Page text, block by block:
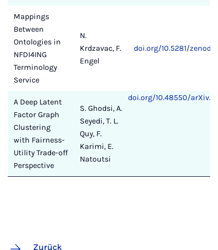
Mappings
Between
Ontologies in
NFDI4ING
Terminology
Service
N.
Krdzavac, F.
Engel
doi.org/10.5281/
A Deep Latent
Factor Graph
Clustering
with Fairness-
Utility Trade-off
Perspective
S. Ghodsi, A.
Seyedi, T. L.
Quy, F.
Karimi, E.
Natoutsi
doi.org/10.48550/
Zurück